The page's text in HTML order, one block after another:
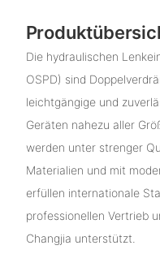
Die hydraulischen
OSPD) sind
leichtgängige und
Geräten nahezu aller
werden unter strenger
Materialien und mit
erfüllen internationale
professionellen Vertrieb
Changjia unterstützt.